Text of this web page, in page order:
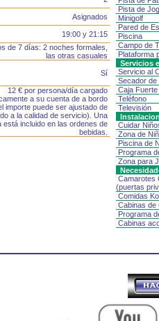
Asignados
19:00 y 21:15
de 7 días: 2 noches formales,
las otras casuales
Sí
12 € por persona/día cargado
a su cuenta de a bordo
importe puede ser ajustado de
a la calidad de servicio). Una
está incluido en las ordenes de
bebidas.
Pista de
Minigolf
Pared de
Piscina
Campo de
Plataforma
Servicios
Servicio al
Secador
Caja Fuerte
Teléfono
Televisión
Cuidar
Zona de
Piscina de
Programa
Zona para
Camarotes
(puertas
Comidas
Cabinas de
Programa
Cabinas